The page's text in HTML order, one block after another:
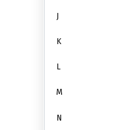
J
K
L
M
N